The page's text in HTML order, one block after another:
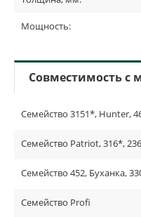
Мощность:
Совместимость с
Семейство 3151*, Hunter,
Семейство Patriot, 316*,
Семейство 452, Буханка,
Семейство Profi